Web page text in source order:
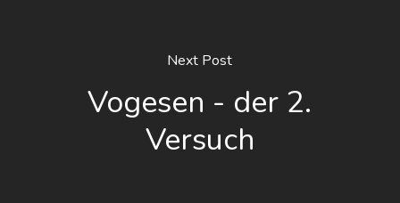
Next Post
Vogesen - der 2.
Versuch